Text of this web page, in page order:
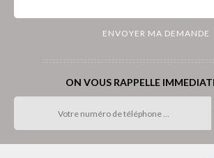
ON VOUS RAPPELLE